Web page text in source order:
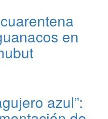
en
azul”: